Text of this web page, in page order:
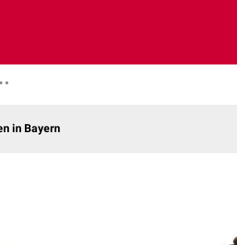
in Bayern